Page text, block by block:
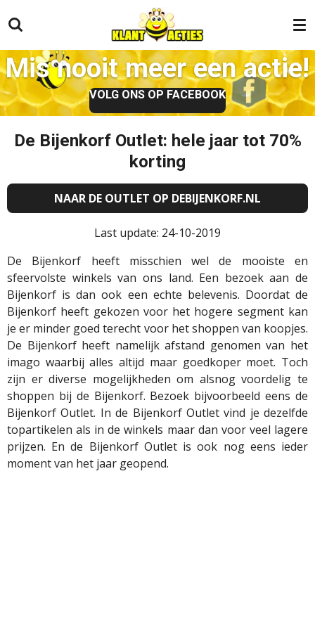
direct
naar
de
hoofdinhoud
Mis nooit meer een actie!
VOLG ONS OP FACEBOOK
De Bijenkorf Outlet: hele jaar tot 70%
korting
NAAR DE OUTLET OP DEBIJENKORF.NL
Last update: 24-10-2019
De Bijenkorf heeft misschien wel de mooiste en
sfeervolste winkels van ons land. Een bezoek aan de
Bijenkorf is dan ook een echte belevenis. Doordat de
Bijenkorf heeft gekozen voor het hogere segment kan
je er minder goed terecht voor het shoppen van koopjes.
De Bijenkorf heeft namelijk afstand genomen van het
imago waarbij alles altijd maar goedkoper moet. Toch
zijn er diverse mogelijkheden om alsnog voordelig te
shoppen bij de Bijenkorf. Bezoek bijvoorbeeld eens de
Bijenkorf Outlet. In de Bijenkorf Outlet vind je dezelfde
topartikelen als in de winkels maar dan voor veel lagere
prijzen. En de Bijenkorf Outlet is ook nog eens ieder
moment van het jaar geopend.